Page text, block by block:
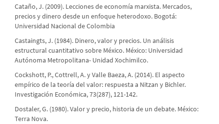
Cataño, J. (2009). Lecciones de economía marxista. Mercados,
precios y dinero desde un enfoque heterodoxo. Bogotá:
Universidad Nacional de Colombia
Castaingts, J. (1984). Dinero, valor y precios. Un análisis
estructural cuantitativo sobre México. México: Universidad
Autónoma Metropolitana- Unidad Xochimilco.
Cockshott, P., Cottrell, A. y Valle Baeza, A. (2014). El aspecto
empírico de la teoría del valor: respuesta a Nitzan y Bichler.
Investigación Económica, 73(287), 121-142.
Dostaler, G. (1980). Valor y precio, historia de un debate. México:
Terra Nova.